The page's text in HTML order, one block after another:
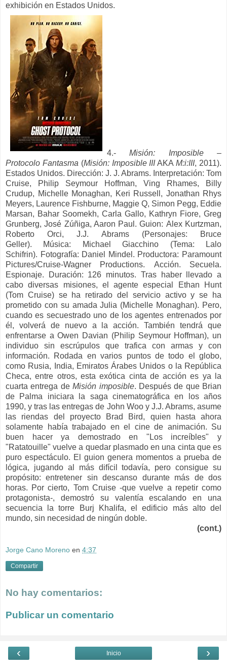
exhibición en Estados Unidos.
4.-Misión: Imposible –
Protocolo Fantasma (Misión: Imposible IIIAKAM:i:III, 2011).
Estados Unidos. Dirección: J. J. Abrams. Interpretación: Tom
Cruise, Philip Seymour Hoffman, Ving Rhames, Billy
Crudup, Michelle Monaghan, Keri Russell, Jonathan Rhys
Meyers, Laurence Fishburne, Maggie Q, Simon Pegg, Eddie
Marsan, Bahar Soomekh, Carla Gallo, Kathryn Fiore, Greg
Grunberg, José Zúñiga, Aaron Paul. Guion: Alex Kurtzman,
Roberto Orci, J.J. Abrams (Personajes: Bruce
Geller). Música:
Michael Giacchino (Tema: Lalo
Schifrin). Fotografía: Daniel Mindel. Productora: Paramount
Pictures/Cruise-Wagner Productions. Acción. Secuela.
Espionaje. Duración: 126 minutos. Tras haber llevado a
cabo diversas misiones, el agente especial Ethan Hunt
(Tom Cruise) se ha retirado del servicio activo y se ha
prometido con su amada Julia (Michelle Monaghan). Pero,
cuando es secuestrado uno de los agentes entrenados por
él, volverá de nuevo a la acción. También tendrá que
enfrentarse a Owen Davian (Philip Seymour Hoffman), un
individuo sin escrúpulos que trafica con armas y con
información. Rodada en varios puntos de todo el globo,
como Rusia, India, Emiratos Árabes Unidos o la República
Checa, entre otros, esta exótica cinta de acción es ya la
cuarta entrega deMisión imposible. Después de que Brian
de Palma iniciara la saga cinematográfica en los años
1990, y tras las entregas de John Woo y J.J. Abrams, asume
las riendas del proyecto Brad Bird, quien hasta ahora
solamente había trabajado en el cine de animación. Su
buen hacer ya demostrado en "Los increíbles" y
"Ratatouille" vuelve a quedar plasmado en una cinta que es
puro espectáculo. El guion genera momentos a prueba de
lógica, jugando al más difícil todavía, pero consigue su
propósito: entretener sin descanso durante más de dos
horas. Por cierto, Tom Cruise -que vuelve a repetir como
protagonista-, demostró su valentía escalando en una
secuencia la torre Burj Khalifa, el edificio más alto del
mundo, sin necesidad de ningún doble.
(cont.)
Jorge Cano Moreno en 4:37
Compartir
No hay comentarios:
Publicar un comentario
‹ ›
Inicio